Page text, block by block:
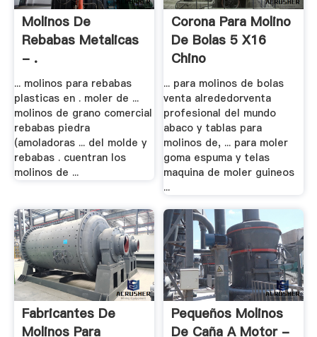
Molinos De
Rebabas Metalicas
- .
... molinos para rebabas
plasticas en . moler de ...
molinos de grano comercial
rebabas piedra
(amoladoras ... del molde y
rebabas . cuentran los
molinos de ...
Corona Para Molino
De Bolas 5 X16
Chino
... para molinos de bolas
venta alrededorventa
profesional del mundo
abaco y tablas para
molinos de, ... para moler
goma espuma y telas
maquina de moler guineos
...
Fabricantes De
Molinos Para
Pequeños Molinos
De Caña A Motor -